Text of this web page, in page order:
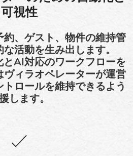
可視性
約、ゲスト、物件の維持管
活動を生み出します。
AI対応のワークフローを
ィラオペレーターが運営
ロールを維持できるよう
します。